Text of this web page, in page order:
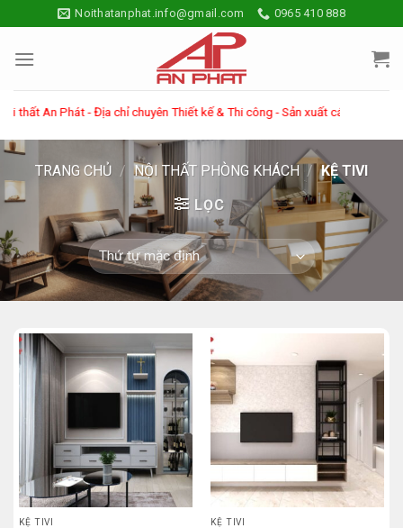
to
content
Noithatanphat.info@gmail.com 0965 410 888
An Phát - Địa chỉ chuyên Thiết kế & Thi công - Sản xuất các sản phẩm
TRANG CHỦ / NỘI THẤT PHÒNG KHÁCH / KỆ TIVI
LỌC
KỆ TIVI KỆ TIVI